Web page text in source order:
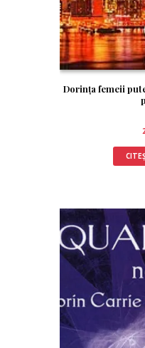
Dorinţa femeii